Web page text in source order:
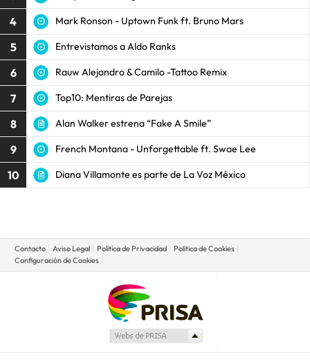
4 Mark Ronson - Uptown Funk ft. Bruno Mars
5 Entrevistamos a Aldo Ranks
6 Rauw Alejandro & Camilo -Tattoo Remix
7 Top10: Mentiras de Parejas
8 Alan Walker estrena “Fake A Smile”
9 French Montana - Unforgettable ft. Swae Lee
10 Diana Villamonte es parte de La Voz México
Contacto Aviso Legal Politica de Privacidad
Politica de Cookies
Configuración de Cookies